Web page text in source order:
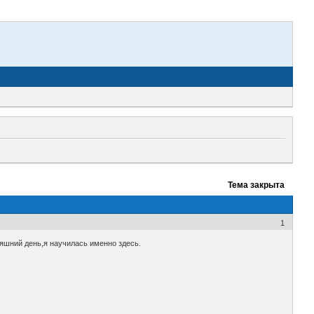
Тема закрыта
1
день,я научилась именно здесь.